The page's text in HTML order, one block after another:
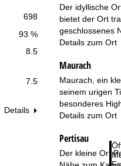
698
93 %
8.5
7.5
Details
t
e
Der idyllische
bietet der Ort
geschlossenes
Details zum Ort
Maurach
Maurach, ein
seinem urigen
besonderes
Details zum Ort
Pertisau
Der kleine Ort